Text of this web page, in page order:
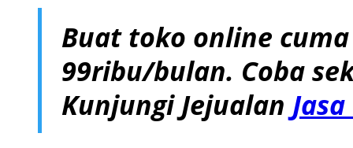
Buat toko online
99ribu/bulan. Coba
Kunjungi Jejualan